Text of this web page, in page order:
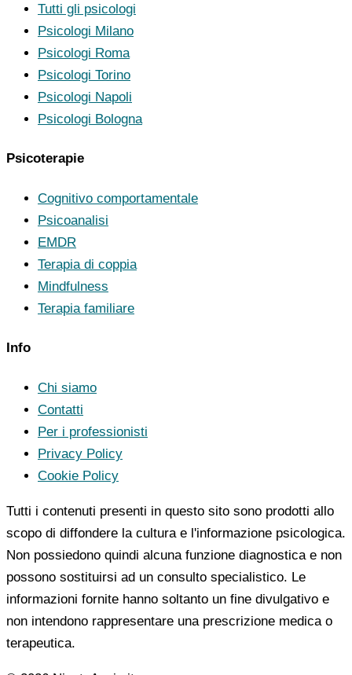
Tutti gli psicologi
Psicologi Milano
Psicologi Roma
Psicologi Torino
Psicologi Napoli
Psicologi Bologna
Psicoterapie
Cognitivo comportamentale
Psicoanalisi
EMDR
Terapia di coppia
Mindfulness
Terapia familiare
Info
Chi siamo
Contatti
Per i professionisti
Privacy Policy
Cookie Policy
Tutti i contenuti presenti in questo sito sono prodotti allo
scopo di diffondere la cultura e l'informazione psicologica.
Non possiedono quindi alcuna funzione diagnostica e non
possono sostituirsi ad un consulto specialistico. Le
informazioni fornite hanno soltanto un fine divulgativo e
non intendono rappresentare una prescrizione medica o
terapeutica.